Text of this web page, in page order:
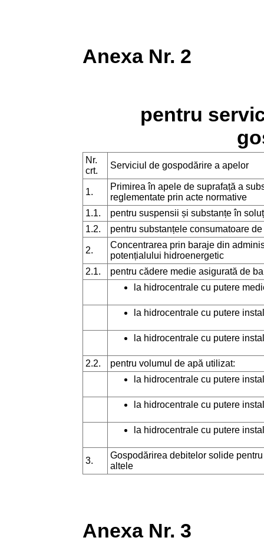
Anexa Nr. 2
pentru
Nr.
crt.
Serviciul de gospodărire a apelor
1.
Primirea în apele de suprafață a
reglementate prin acte normative
1.1.
pentru suspensii și substanțe în
1.2.
pentru substanțele consumatoare
2.
Concentrarea prin baraje din
potențialului hidroenergetic
2.1.
pentru cădere medie asigurată de
la hidrocentrale cu putere
la hidrocentrale cu putere
la hidrocentrale cu putere
2.2.
pentru volumul de apă utilizat:
la hidrocentrale cu putere
la hidrocentrale cu putere
la hidrocentrale cu putere
3.
Gospodărirea debitelor solide
altele
Anexa Nr. 3